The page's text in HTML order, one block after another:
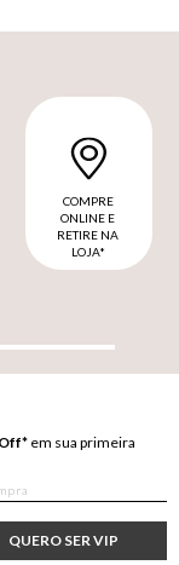
COMPRE
ONLINE E
RETIRE NA
LOJA*
em sua primeira
QUERO SER VIP